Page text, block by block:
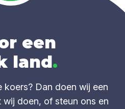
een
land.
koers? Dan doen wij een
wij doen, of steun ons en